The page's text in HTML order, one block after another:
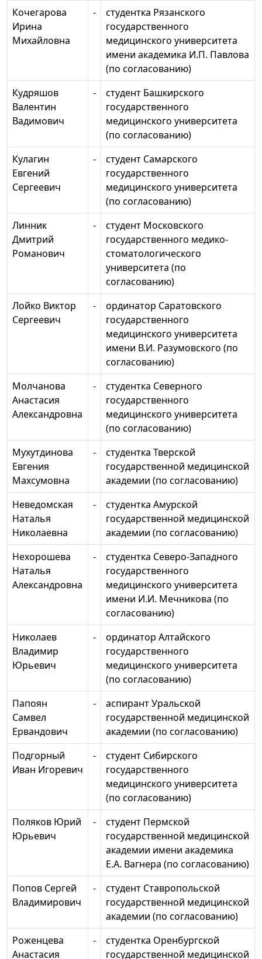
Кочегарова
Ирина
Михайловна
-
студентка Рязанского
государственного
медицинского университета
имени академика И.П. Павлова
(по согласованию)
Кудряшов
Валентин
Вадимович
-
студент Башкирского
государственного
медицинского университета
(по согласованию)
Кулагин
Евгений
Сергеевич
-
студент Самарского
государственного
медицинского университета
(по согласованию)
Линник
Дмитрий
Романович
-
студент Московского
государственного медико-
стоматологического
университета (по
согласованию)
Лойко Виктор
Сергеевич
-
ординатор Саратовского
государственного
медицинского университета
имени В.И. Разумовского (по
согласованию)
Молчанова
Анастасия
Александровна
-
студентка Северного
государственного
медицинского университета
(по согласованию)
Мухутдинова
Евгения
Махсумовна
-
студентка Тверской
государственной медицинской
академии (по согласованию)
Неведомская
Наталья
Николаевна
-
студентка Амурской
государственной медицинской
академии (по согласованию)
Нехорошева
Наталья
Александровна
-
студентка Северо-Западного
государственного
медицинского университета
имени И.И. Мечникова (по
согласованию)
Николаев
Владимир
Юрьевич
-
ординатор Алтайского
государственного
медицинского университета
(по согласованию)
Папоян
Самвел
Ервандович
-
аспирант Уральской
государственной медицинской
академии (по согласованию)
Подгорный
Иван Игоревич
-
студент Сибирского
государственного
медицинского университета
(по согласованию)
Поляков Юрий
Юрьевич
-
студент Пермской
государственной медицинской
академии имени академика
Е.А. Вагнера (по согласованию)
Попов Сергей
Владимирович
-
студент Ставропольской
государственной медицинской
академии (по согласованию)
Роженцева
Анастасия
-
студентка Оренбургской
государственной медицинской